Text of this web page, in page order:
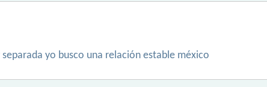
yo busco una relación estable méxico